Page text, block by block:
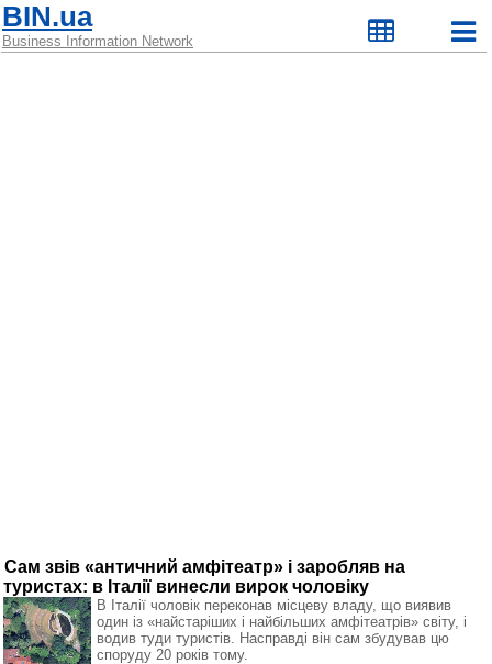
BIN.ua
Business Information Network
Сам звів «античний амфітеатр» і заробляв на
туристах: в Італії винесли вирок чоловіку
В Італії чоловік переконав місцеву владу, що виявив
один із «найстаріших і найбільших амфітеатрів» світу, і
водив туди туристів. Насправді він сам збудував цю
споруду 20 років тому.